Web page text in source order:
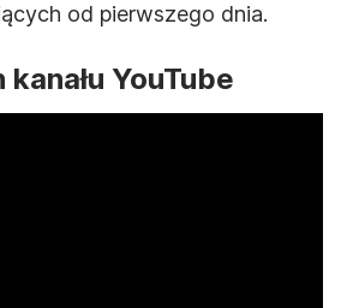
od pierwszego dnia.
YouTube